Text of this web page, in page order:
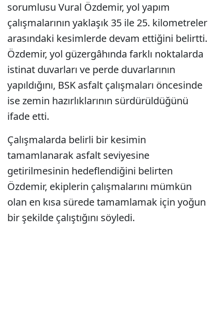
sorumlusu Vural Özdemir, yol yapım
çalışmalarının yaklaşık 35 ile 25. kilometreler
arasındaki kesimlerde devam ettiğini belirtti.
Özdemir, yol güzergâhında farklı noktalarda
istinat duvarları ve perde duvarlarının
yapıldığını, BSK asfalt çalışmaları öncesinde
ise zemin hazırlıklarının sürdürüldüğünü
ifade etti.
Çalışmalarda belirli bir kesimin
tamamlanarak asfalt seviyesine
getirilmesinin hedeflendiğini belirten
Özdemir, ekiplerin çalışmalarını mümkün
olan en kısa sürede tamamlamak için yoğun
bir şekilde çalıştığını söyledi.